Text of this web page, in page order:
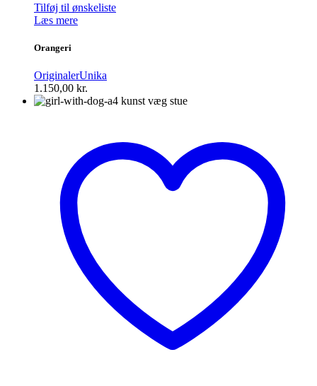
Tilføj til ønskeliste
Læs mere
Orangeri
OriginalerUnika
1.150,00 kr.